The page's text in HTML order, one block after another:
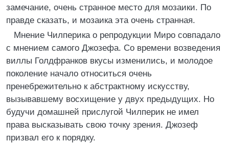
замечание, очень странное место для мозаики. По
правде сказать, и мозаика эта очень странная.
Мнение Чилперика о репродукции Миро совпадало
с мнением самого Джозефа. Со времени возведения
виллы Голдфранков вкусы изменились, и молодое
поколение начало относиться очень
пренебрежительно к абстрактному искусству,
вызывавшему восхищение у двух предыдущих. Но
будучи домашней прислугой Чилперик не имел
права высказывать свою точку зрения. Джозеф
призвал его к порядку.